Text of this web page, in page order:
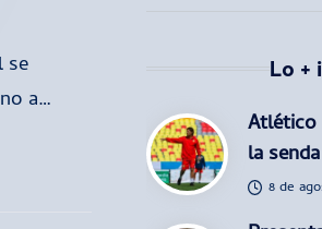
se
a…
Lo +
Atlético
la
8 de